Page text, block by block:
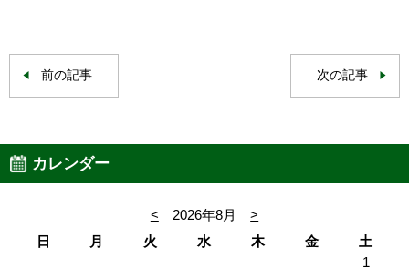
前の記事 次の記事
カレンダー
< 2026年8月
>
日
月 火 水 木 金
土
1